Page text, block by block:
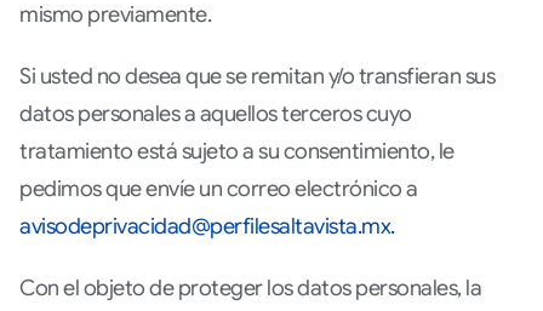
mismo previamente.
Si usted no desea que se remitan y/o transfieran sus
datos personales a aquellos terceros cuyo
tratamiento está sujeto a su consentimiento, le
pedimos que envíe un correo electrónico a
avisodeprivacidad@perfilesaltavista.mx.
Con el objeto de proteger los datos personales, la